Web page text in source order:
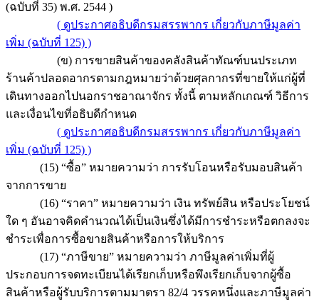
(ฉบับที่ 35) พ.ศ. 2544 )
( ดูประกาศอธิบดีกรมสรรพากร เกี่ยวกับภาษีมูลค่า
เพิ่ม (ฉบับที่ 125) )
(ข) การขายสินค้าของคลังสินค้าทัณฑ์บนประเภท
ร้านค้าปลอดอากรตามกฎหมายว่าด้วยศุลกากรที่ขายให้แก่ผู้ที่
เดินทางออกไปนอกราชอาณาจักร ทั้งนี้ ตามหลักเกณฑ์ วิธีการ
และเงื่อนไขที่อธิบดีกำหนด
( ดูประกาศอธิบดีกรมสรรพากร เกี่ยวกับภาษีมูลค่า
เพิ่ม (ฉบับที่ 125) )
(15) “ซื้อ” หมายความว่า การรับโอนหรือรับมอบสินค้า
จากการขาย
(16) “ราคา” หมายความว่า เงิน ทรัพย์สิน หรือประโยชน์
ใด ๆ อันอาจคิดคำนวณได้เป็นเงินซึ่งได้มีการชำระหรือตกลงจะ
ชำระเพื่อการซื้อขายสินค้าหรือการให้บริการ
(17) “ภาษีขาย” หมายความว่า ภาษีมูลค่าเพิ่มที่ผู้
ประกอบการจดทะเบียนได้เรียกเก็บหรือพึงเรียกเก็บจากผู้ซื้อ
สินค้าหรือผู้รับบริการตามมาตรา 82/4 วรรคหนึ่งและภาษีมูลค่า